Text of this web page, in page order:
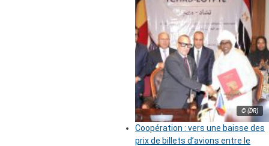
© (DR)
Coopération : vers une baisse des
prix de billets d’avions entre le